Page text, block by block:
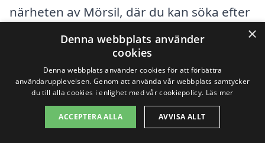
närheten av Mörsil, där du kan söka efter
kvalitativ hjälp till din kamin. Här är några
Åre
×
Denna webbplats använder
cookies
Denna webbplats använder cookies för att förbättra
användarupplevelsen. Genom att använda vår webbplats samtycker
du till alla cookies i enlighet med vår cookiepolicy. Läs mer
ACCEPTERA ALLA AVVISA ALLT